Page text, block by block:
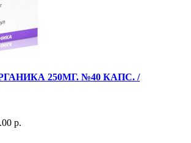
250МГ. №40 КАПС. /
р.